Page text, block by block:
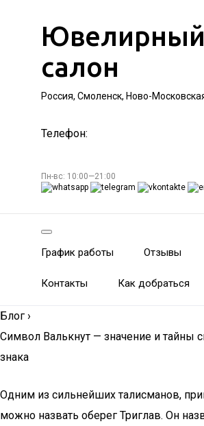
Ювелирный
салон
Россия, Смоленск, Ново-
Телефон:
Пн-вс: 10:00—21:00
График работы Отзывы
Контакты Как добраться
Блог ›
Символ Валькнут — значение и тайны
знака
Одним из сильнейших талисманов,
можно назвать оберег Триглав. Он